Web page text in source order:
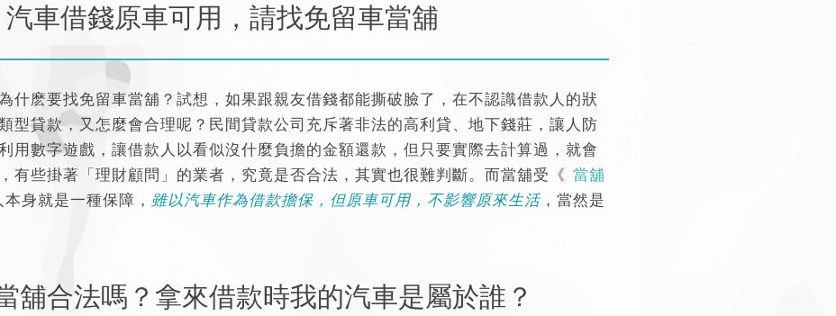
汽車借錢原車可用，請找免留車當舖
什麽要找免留車當舖？試想，如果跟親友借錢都能撕破臉了，在不認識借款人的狀
型貸款，又怎麼會合理呢？民間貸款公司充斥著非法的高利貸、地下錢莊，讓人防
用數字遊戲，讓借款人以看似沒什麼負擔的金額還款，但只要實際去計算過，就會
有些掛著「理財顧問」的業者，究竟是否合法，其實也很難判斷。而當舖受《 當舖
身就是一種保障， 雖以汽車作為借款擔保，但原車可用，不影響原來生活，當然是
舖合法嗎？拿來借款時我的汽車是屬於誰？